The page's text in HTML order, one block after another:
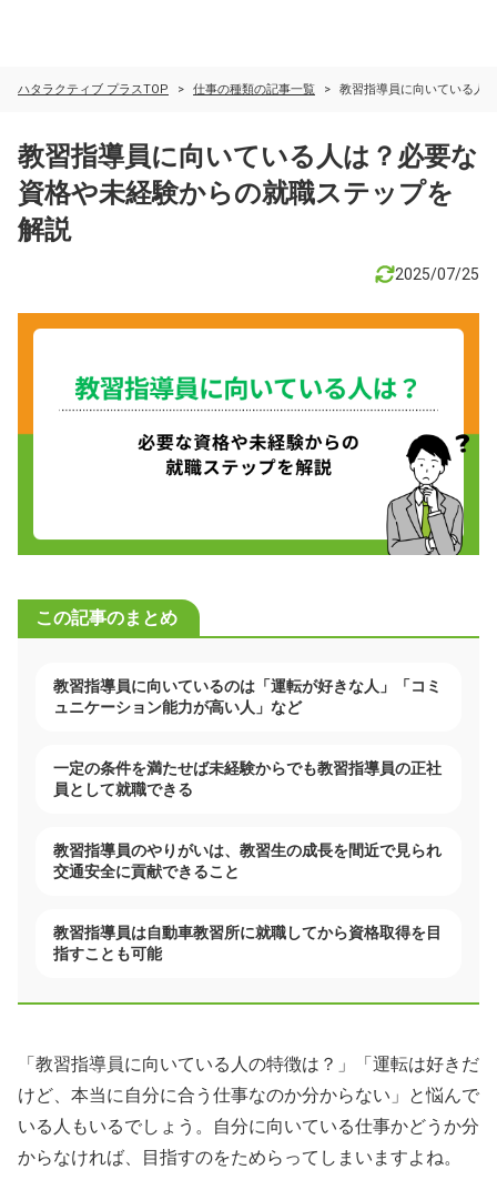
ハタラクティブ プラスTOP 仕事の種類の記事一覧 教習指導員に向いている人
教習指導員に向いている人は？必要な
資格や未経験からの就職ステップを
解説
2025/07/25
この記事のまとめ
教習指導員に向いているのは「運転が好きな人」「コミ
ュニケーション能力が高い人」など
一定の条件を満たせば未経験からでも教習指導員の正社
員として就職できる
教習指導員のやりがいは、教習生の成長を間近で見られ
交通安全に貢献できること
教習指導員は自動車教習所に就職してから資格取得を目
指すことも可能
「教習指導員に向いている人の特徴は？」「運転は好きだ
けど、本当に自分に合う仕事なのか分からない」と悩んで
いる人もいるでしょう。自分に向いている仕事かどうか分
からなければ、目指すのをためらってしまいますよね。